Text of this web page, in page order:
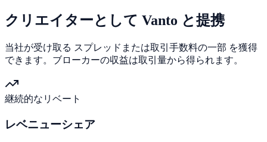
クリエイターとして Vanto と提携
当社が受け取る スプレッドまたは取引手数料の一部 を獲得
できます。ブローカーの収益は取引量から得られます。
継続的なリベート
レベニューシェア